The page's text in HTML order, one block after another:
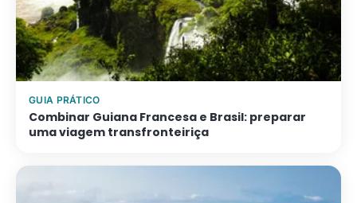
GUIA PRÁTICO
Combinar Guiana Francesa e Brasil: preparar
uma viagem transfronteiriça